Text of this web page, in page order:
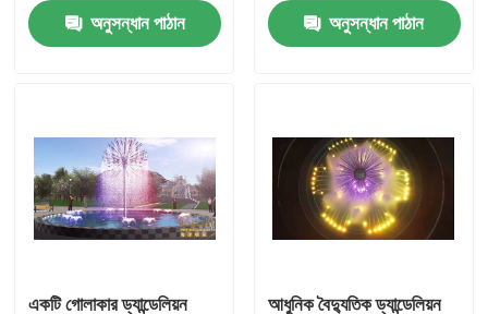
আমাদের সাথে যোগাযোগ করুন
ভাসমান ফোয়ারা
লেকের ঝর্ণা
মিউজিক্যাল ফোয়ারা
অনুসন্ধান পাঠান
অনুসন্ধান পাঠান
একটি গোলাকার ড্যান্ডেলিয়ন আধুনিক বৈদ্যুতিক ড্যান্ডেলিয়ন